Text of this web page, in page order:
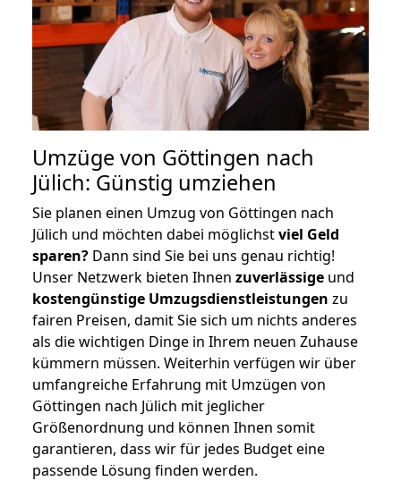
Umzüge von Göttingen nach
Jülich: Günstig umziehen
Sie planen einen Umzug von Göttingen nach
Jülich und möchten dabei möglichstviel Geld
sparen? Dann sind Sie bei uns genau richtig!
Unser Netzwerk bieten Ihnen zuverlässige und
kostengünstige Umzugsdienstleistungen zu
fairen Preisen, damit Sie sich um nichts anderes
als die wichtigen Dinge in Ihrem neuen Zuhause
kümmern müssen. Weiterhin verfügen wir über
umfangreiche Erfahrung mit Umzügen von
Göttingen nach Jülich mit jeglicher
Größenordnung und können Ihnen somit
garantieren, dass wir für jedes Budget eine
passende Lösung finden werden.